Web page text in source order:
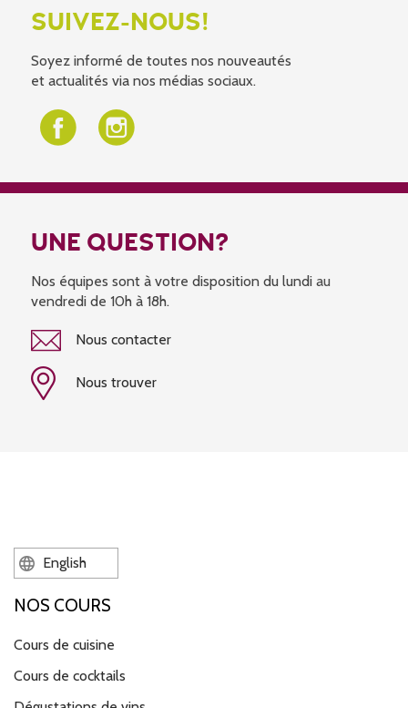
SUIVEZ-NOUS!
Soyez informé de toutes nos nouveautés
et actualités via nos médias sociaux.
UNE QUESTION?
Nos équipes sont à votre disposition du lundi au
vendredi de 10h à 18h.
Nous contacter
Nous trouver
English
NOS COURS
Cours de cuisine
Cours de cocktails